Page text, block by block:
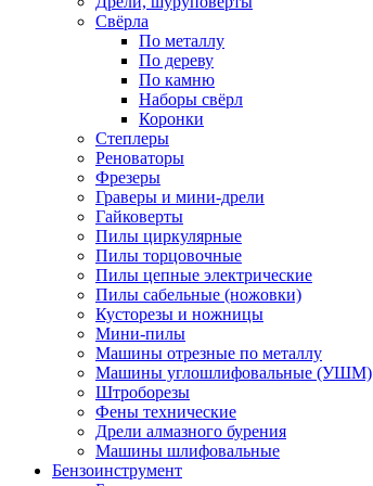
Свёрла
По металлу
По дереву
По камню
Наборы свёрл
Коронки
Степлеры
Реноваторы
Фрезеры
Граверы и мини-дрели
Гайковерты
Пилы циркулярные
Пилы торцовочные
Пилы цепные электрические
Пилы сабельные (ножовки)
Кусторезы и ножницы
Мини-пилы
Машины отрезные по металлу
Машины углошлифовальные (УШМ)
Штроборезы
Фены технические
Дрели алмазного бурения
Машины шлифовальные
Бензоинструмент